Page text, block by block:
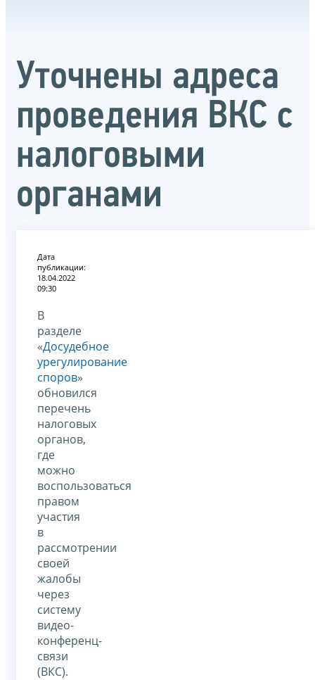
Уточнены адреса
проведения ВКС с
налоговыми
органами
Дата
публикации:
18.04.2022
09:30
В
разделе
«Досудебное
урегулирование
споров»
обновился
перечень
налоговых
органов,
где
можно
воспользоваться
правом
участия
в
рассмотрении
своей
жалобы
через
систему
видео-
конференц-
связи
(ВКС).